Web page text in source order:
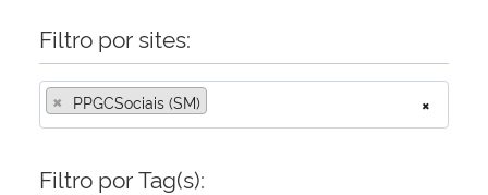
Filtro por sites:
×
× PPGCSociais (SM)
Filtro por Tag(s):